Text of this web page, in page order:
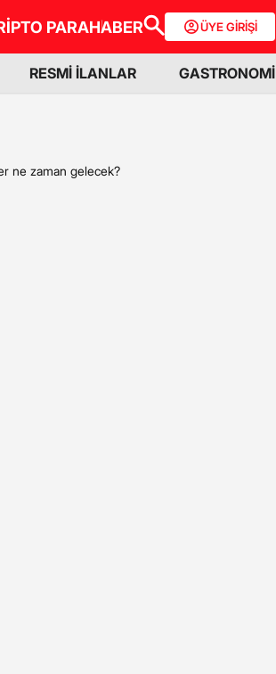
PARAHABER ÜYE GİRİŞİ
RESMİ İLANLAR GASTRONOMİ
ne zaman gelecek?